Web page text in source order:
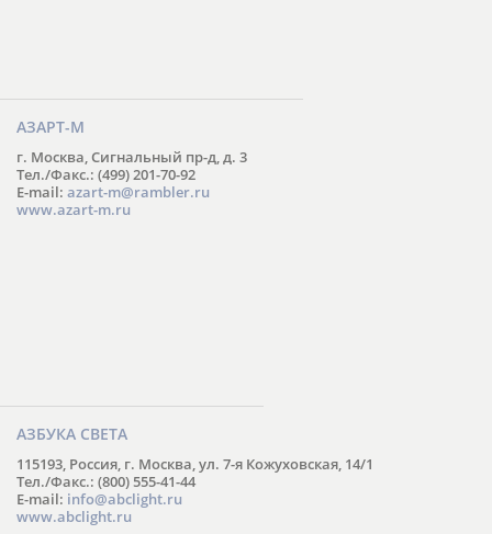
АЗАРТ-М
г. Москва, Сигнальный пр-д, д. 3
Тел./Факс.: (499) 201-70-92
E-mail: azart-m@rambler.ru
www.azart-m.ru
АЗБУКА СВЕТА
115193, Россия, г. Москва, ул. 7-я Кожуховская, 14/1
Тел./Факс.: (800) 555-41-44
E-mail: info@abclight.ru
www.abclight.ru